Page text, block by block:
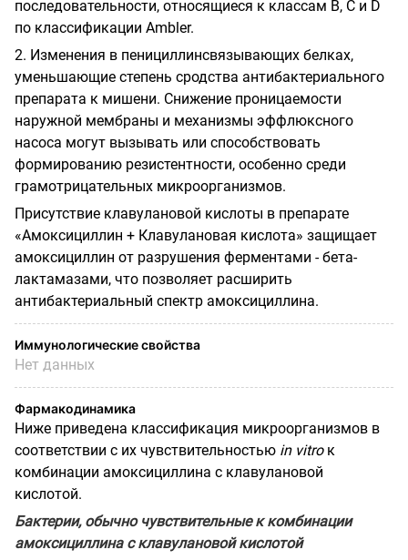
последовательности, относящиеся к классам В, С и D
по классификации Ambler.
2. Изменения в пенициллинсвязывающих белках,
уменьшающие степень сродства антибактериального
препарата к мишени. Снижение проницаемости
наружной мембраны и механизмы эффлюксного
насоса могут вызывать или способствовать
формированию резистентности, особенно среди
грамотрицательных микроорганизмов.
Присутствие клавулановой кислоты в препарате
«Амоксициллин + Клавулановая кислота» защищает
амоксициллин от разрушения ферментами - бета-
лактамазами, что позволяет расширить
антибактериальный спектр амоксициллина.
Иммунологические свойства
Нет данных
Фармакодинамика
Ниже приведена классификация микроорганизмов в
соответствии с их чувствительностью in vitroк
комбинации амоксициллина с клавулановой
кислотой.
Бактерии, обычно чувствительные к комбинации
амоксициллина с клавулановой кислотой